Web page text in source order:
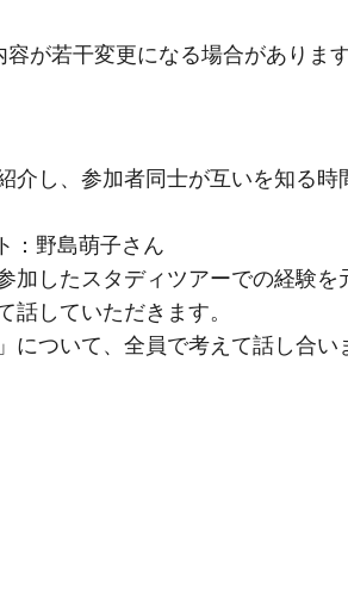
が若干変更になる場合がありま
参加者同士が互いを知る時
野島萌子さん
スタディツアーでの経験を
いただきます。
て、全員で考えて話し合い